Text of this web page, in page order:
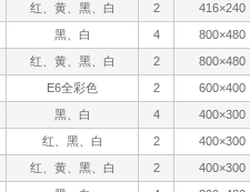
红、黄、黑、白 2
416×240
黑、白 4
800×480
红、黄、黑、白 2
800×480
E6全彩色 2
600×400
黑、白 4
400×300
红、黑、白 2
400×300
红、黄、黑、白 2
400×300